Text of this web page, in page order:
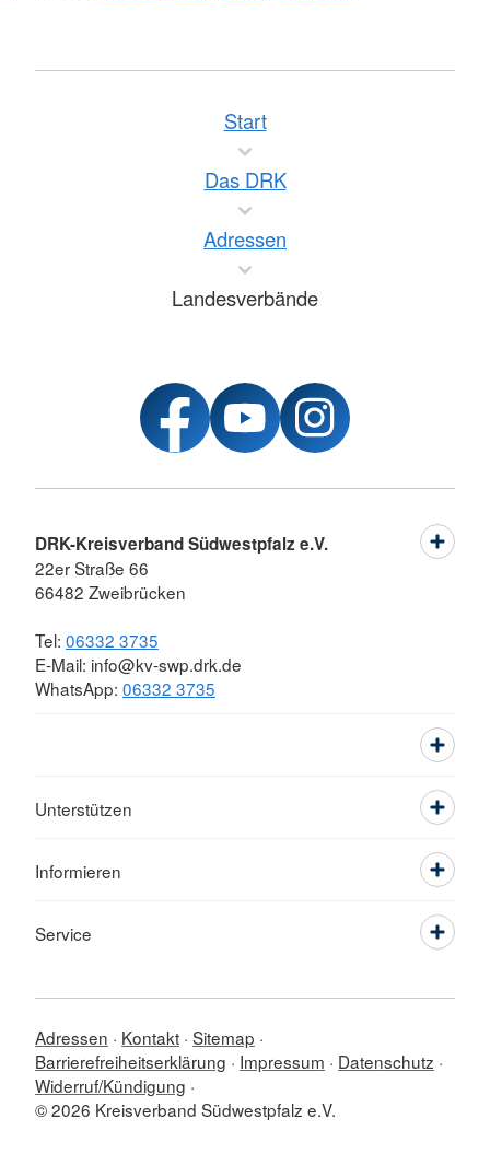
Start
Das DRK
Adressen
Landesverbände
DRK-Kreisverband Südwestpfalz e.V.
22er Straße 66
66482 Zweibrücken
Tel: 06332 3735
E-Mail: info@kv-swp.drk.de
WhatsApp: 06332 3735
Unterstützen
Informieren
Service
Adressen Kontakt Sitemap
Barrierefreiheitserklärung
Impressum
Datenschutz
Widerruf/Kündigung
© 2026 Kreisverband Südwestpfalz e.V.